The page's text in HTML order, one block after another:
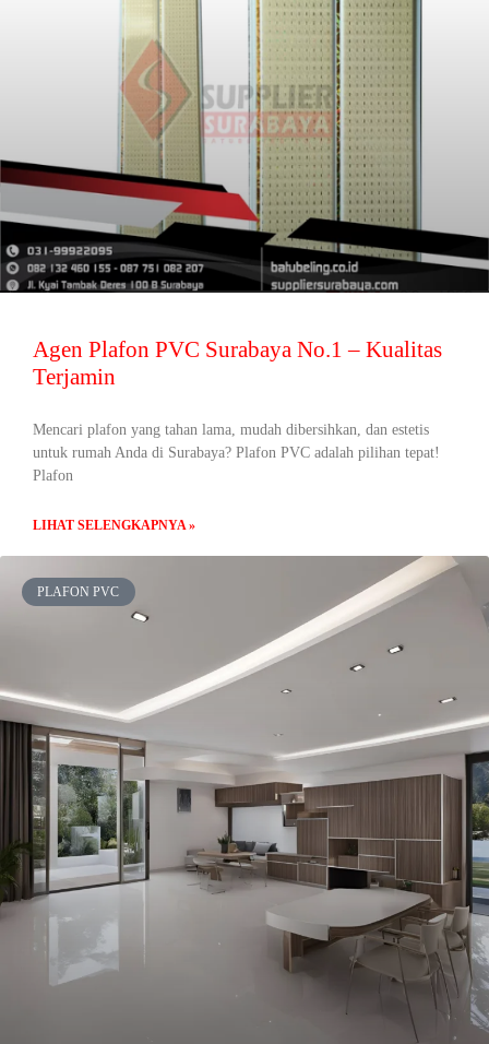
Agen Plafon PVC Surabaya No.1 – Kualitas
Terjamin
Mencari plafon yang tahan lama, mudah dibersihkan, dan estetis
untuk rumah Anda di Surabaya? Plafon PVC adalah pilihan tepat!
Plafon
LIHAT SELENGKAPNYA »
PLAFON PVC